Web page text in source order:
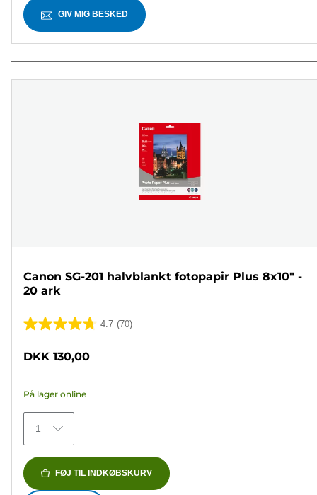
GIV MIG BESKED
Canon SG-201 halvblankt fotopapir Plus 8x10" -
20 ark
4.7 (70)
4.7
stjerner.
70
anmeldelser
DKK 130,00
På lager online
1
FØJ TIL INDKØBSKURV